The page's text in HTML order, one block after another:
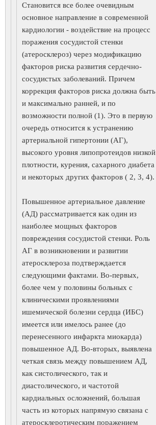
Становится все более очевидным
основное направление в современной
кардиологии - воздействие на процесс
поражения сосудистой стенки
(атеросклероз) через модификацию
факторов риска развития сердечно-
сосудистых заболеваний. Причем
коррекция факторов риска должна быть
и максимально ранней, и по
возможности полной (1). Это в первую
очередь относится к устранению
артериальной гипертонии (АГ),
высокого уровня липопротеидов низкой
плотности, курения, сахарного диабета
и некоторых других факторов ( 2, 3, 4).
Повышенное артериальное давление
(АД) рассматривается как один из
наиболее мощных факторов
повреждения сосудистой стенки. Роль
АГ в возникновении и развитии
атеросклероза подтверждается
следующими фактами. Во-первых,
более чем у половины больных с
клиническими проявлениями
ишемической болезни сердца (ИБС)
имеется или имелось ранее (до
перенесенного инфаркта миокарда)
повышенное АД. Во-вторых, выявлена
четкая связь между повышением АД,
как систолического, так и
диастолического, и частотой
кардиальных осложнений, большая
часть из которых напрямую связана с
атеросклеротическим поражением